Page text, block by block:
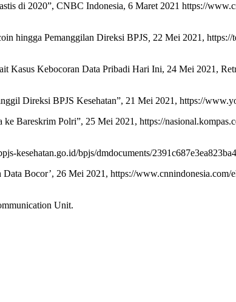
di 2020”, CNBC Indonesia, 6 Maret 2021 https://
hingga Pemanggilan Direksi BPJS, 22 Mei 2021, https://
Kasus Kebocoran Data Pribadi Hari Ini, 24 Mei 2021,
Direksi BPJS Kesehatan”, 21 Mei 2021, https://
Bareskrim Polri”, 25 Mei 2021, https://
kesehatan.go.id/bpjs/dmdocuments/
Bocor’, 26 Mei 2021, https://
Unit.